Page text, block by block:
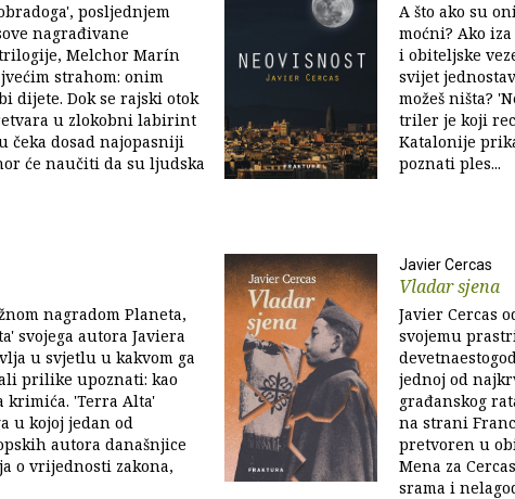
posljednjem
nagrađivane
Melchor Marín
strahom: onim
dijete. Dok se rajski otok
u zlokobni labirint
čeka dosad najopasniji
će naučiti da su ljudska
A što ako su
moćni? Ako
i obiteljske
svijet
možeš ništa?
triler je koji
Katalonije
poznati ples...
nagradom Planeta,
svojega autora Javiera
u svjetlu u kakvom ga
prilike upoznati: kao
krimića. 'Terra Alta'
u kojoj jedan od
autora današnjice
o vrijednosti zakona,
Javier Cercas
Vladar sjena
Javier Cercas
svojemu
jednoj od
građanskog
na strani
pretvoren u
Mena za
srama i